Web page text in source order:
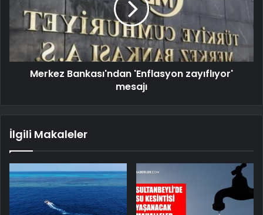
Merkez Bankası'ndan 'Enflasyon zayıflıyor'
mesajı
İlgili Makaleler